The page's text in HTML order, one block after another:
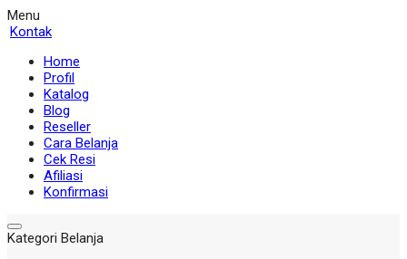
Menu
Kontak
Home
Profil
Katalog
Blog
Reseller
Cara Belanja
Cek Resi
Afiliasi
Konfirmasi
Kategori Belanja